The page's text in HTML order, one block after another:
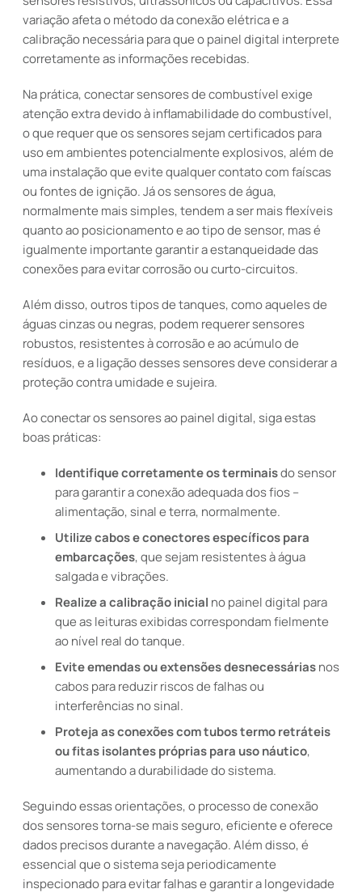
variação afeta o método da conexão elétrica e a
calibração necessária para que o painel digital interprete
corretamente as informações recebidas.
Na prática, conectar sensores de combustível exige
atenção extra devido à inflamabilidade do combustível,
o que requer que os sensores sejam certificados para
uso em ambientes potencialmente explosivos, além de
uma instalação que evite qualquer contato com faíscas
ou fontes de ignição. Já os sensores de água,
normalmente mais simples, tendem a ser mais flexíveis
quanto ao posicionamento e ao tipo de sensor, mas é
igualmente importante garantir a estanqueidade das
conexões para evitar corrosão ou curto-circuitos.
Além disso, outros tipos de tanques, como aqueles de
águas cinzas ou negras, podem requerer sensores
robustos, resistentes à corrosão e ao acúmulo de
resíduos, e a ligação desses sensores deve considerar a
proteção contra umidade e sujeira.
Ao conectar os sensores ao painel digital, siga estas
boas práticas:
Identifique corretamente os terminaisdo sensor
para garantir a conexão adequada dos fios –
alimentação, sinal e terra, normalmente.
Utilize cabos e conectores específicos para
embarcações, que sejam resistentes à água
salgada e vibrações.
Realize a calibração inicial no painel digital para
que as leituras exibidas correspondam fielmente
ao nível real do tanque.
Evite emendas ou extensões desnecessáriasnos
cabos para reduzir riscos de falhas ou
interferências no sinal.
Proteja as conexões com tubos termo retráteis
ou fitas isolantes próprias para uso náutico,
aumentando a durabilidade do sistema.
Seguindo essas orientações, o processo de conexão
dos sensores torna-se mais seguro, eficiente e oferece
dados precisos durante a navegação. Além disso, é
essencial que o sistema seja periodicamente
inspecionado para evitar falhas e garantir a longevidade